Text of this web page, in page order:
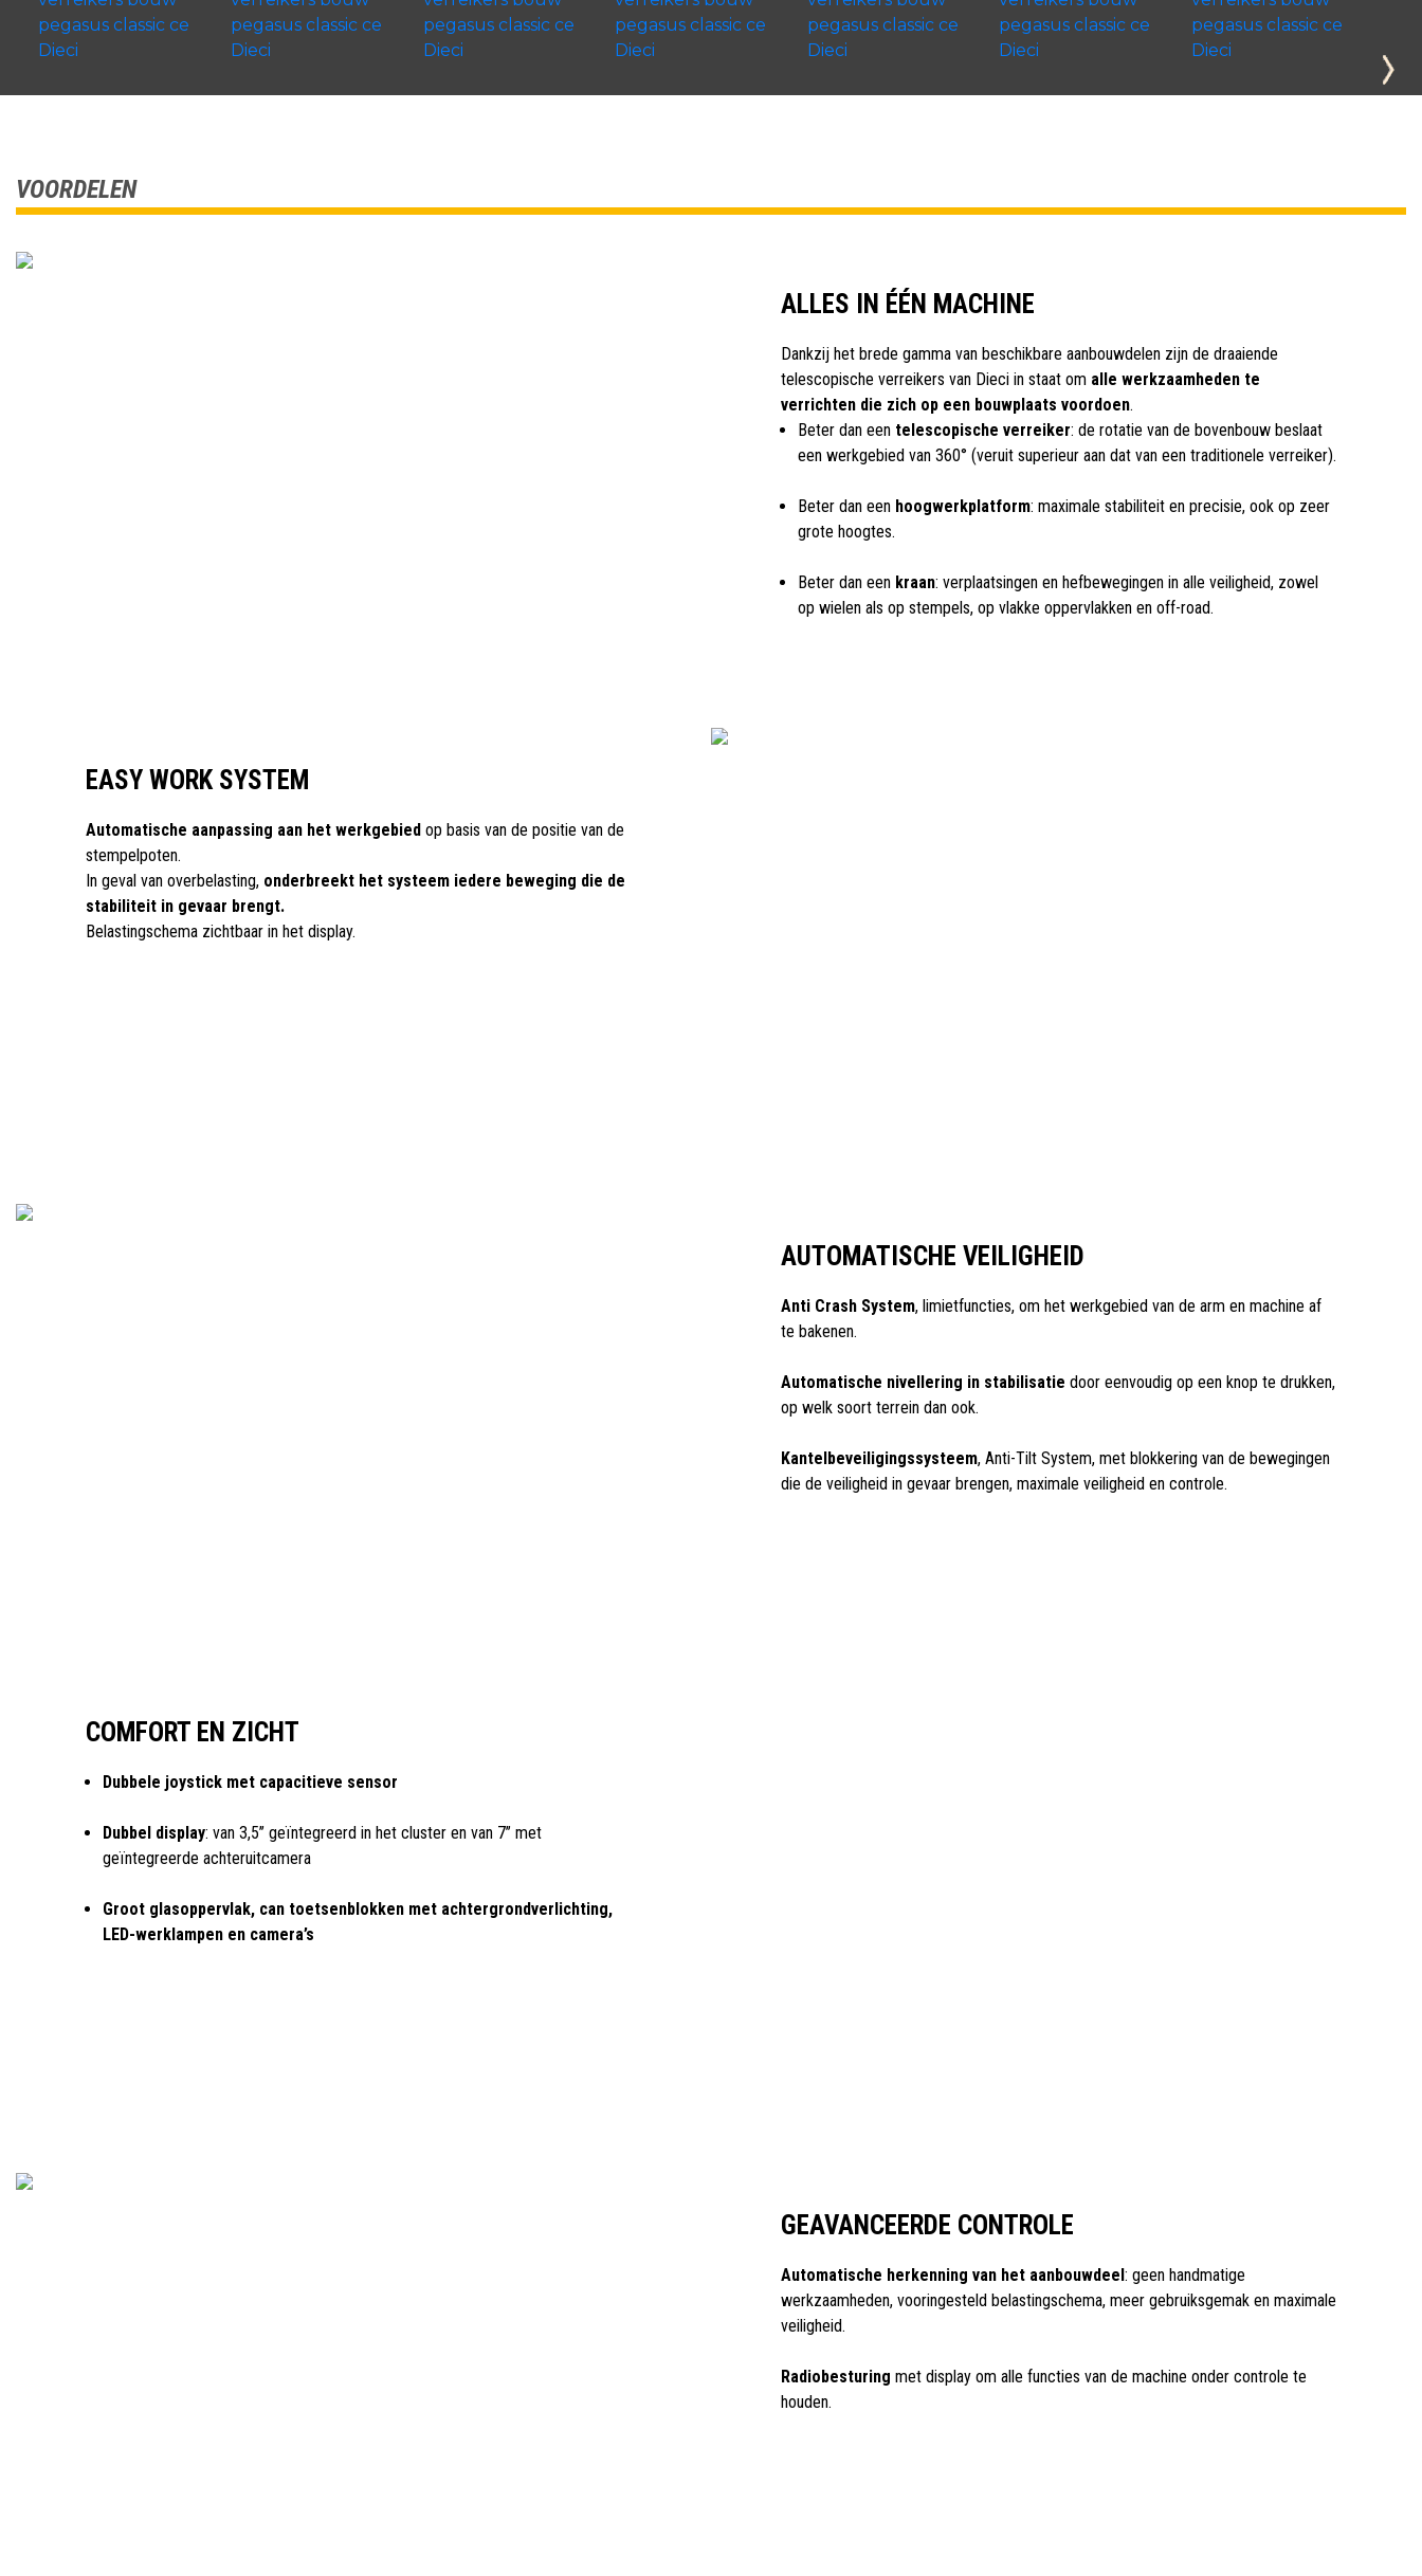
VOORDELEN
ALLES IN ÉÉN MACHINE
Dankzij het brede gamma van beschikbare aanbouwdelen zijn de draaiende
telescopische verreikers van Dieci in staat om alle werkzaamheden te
verrichten die zich op een bouwplaats voordoen.
Beter dan een telescopische verreiker: de rotatie van de bovenbouw beslaat
een werkgebied van 360° (veruit superieur aan dat van een traditionele verreiker).
Beter dan een hoogwerkplatform: maximale stabiliteit en precisie, ook op zeer
grote hoogtes.
Beter dan een kraan: verplaatsingen en hefbewegingen in alle veiligheid, zowel
op wielen als op stempels, op vlakke oppervlakken en off-road.
EASY WORK SYSTEM
Automatische aanpassing aan het werkgebiedop basis van de positie van de
stempelpoten.
In geval van overbelasting, onderbreekt het systeem iedere beweging die de
stabiliteit in gevaar brengt.
Belastingschema zichtbaar in het display.
AUTOMATISCHE VEILIGHEID
Anti Crash System, limietfuncties, om het werkgebied van de arm en machine af
te bakenen.
Automatische nivellering in stabilisatie door eenvoudig op een knop te drukken,
op welk soort terrein dan ook.
Kantelbeveiligingssysteem, Anti-Tilt System, met blokkering van de bewegingen
die de veiligheid in gevaar brengen, maximale veiligheid en controle.
COMFORT EN ZICHT
Dubbele joystick met capacitieve sensor
Dubbel display: van 3,5’’ geïntegreerd in het cluster en van 7’’ met
geïntegreerde achteruitcamera
Groot glasoppervlak, can toetsenblokken met achtergrondverlichting,
LED-werklampen en camera’s
GEAVANCEERDE CONTROLE
Automatische herkenning van het aanbouwdeel: geen handmatige
werkzaamheden, vooringesteld belastingschema, meer gebruiksgemak en maximale
veiligheid.
Radiobesturing met display om alle functies van de machine onder controle te
houden.